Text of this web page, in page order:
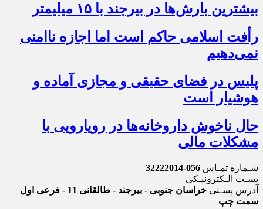
بیشترین بارش‌ها در بیرجند با ۱۵ میلیمتر
رأفت اسلامی حاکم است اما اجازه ناامنی
نمی‌دهیم
پلیس در فضای حقیقی و مجازی آماده و
هوشیار است
حال ناخوش داروخانه‌ها در رویارویی با
مشکلات مالی
شـماره تمـاس 056-32222014
پسـت الـکترونیـکی
آدرس پسـتی
خراسان جنوبی - بیرجند - طالقانی 11 - فرعی اول
سمت چپ